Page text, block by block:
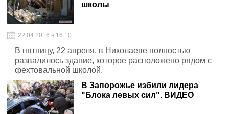
школы
22.04.2016 в 16:10
В пятницу, 22 апреля, в Николаеве полностью
развалилось здание, которое расположено рядом с
фехтовальной школой.
В Запорожье избили лидера
"Блока левых сил". ВИДЕО